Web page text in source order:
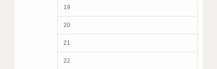
19
20
21
22